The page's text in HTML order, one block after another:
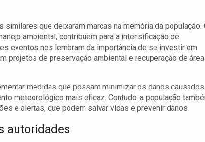
que deixaram marcas na memória da população.
ambiental, contribuem para a intensificação de
eventos nos lembram da importância de se investir em
projetos de preservação ambiental e recuperação de
medidas que possam minimizar os danos causados
meteorológico mais eficaz. Contudo, a população
e alertas, que podem salvar vidas e prevenir danos.
autoridades